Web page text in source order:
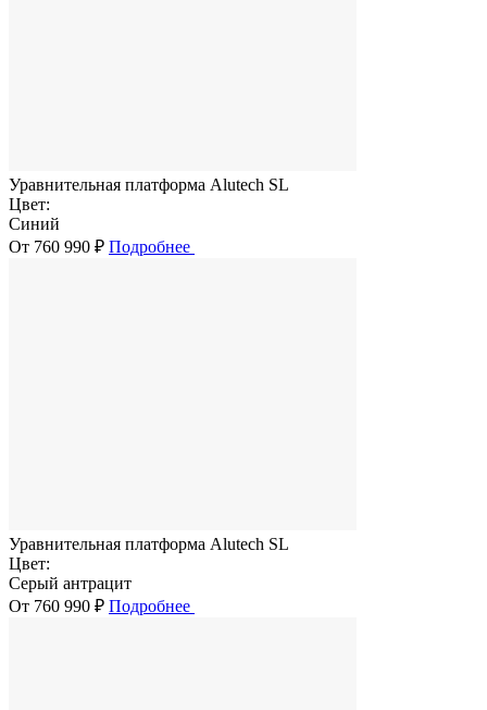
Уравнительная платформа Alutech SL
Цвет:
Синий
От 760 990 ₽ Подробнее
Уравнительная платформа Alutech SL
Цвет:
Серый антрацит
От 760 990 ₽ Подробнее